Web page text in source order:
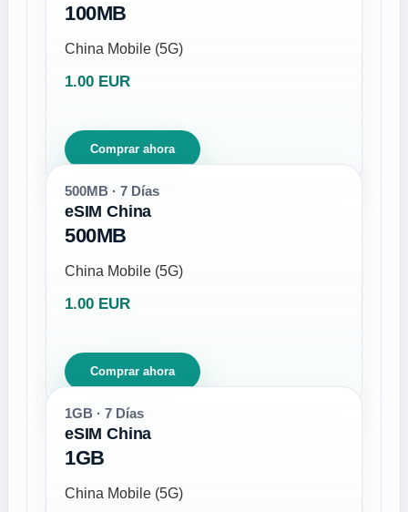
100MB
China Mobile (5G)
1.00 EUR
Comprar ahora
500MB · 7 Días
eSIM China
500MB
China Mobile (5G)
1.00 EUR
Comprar ahora
1GB · 7 Días
eSIM China
1GB
China Mobile (5G)